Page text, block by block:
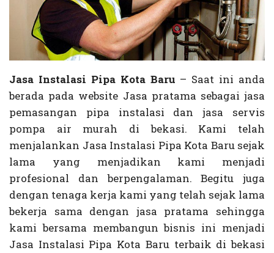
Jasa Instalasi Pipa Kota Baru – Saat ini anda
berada pada website Jasa pratama sebagai jasa
pemasangan pipa instalasi dan jasa servis
pompa air murah di bekasi. Kami telah
menjalankan Jasa Instalasi Pipa Kota Baru sejak
lama yang menjadikan kami menjadi
profesional dan berpengalaman. Begitu juga
dengan tenaga kerja kami yang telah sejak lama
bekerja sama dengan jasa pratama sehingga
kami bersama membangun bisnis ini menjadi
Jasa Instalasi Pipa Kota Baru terbaik di bekasi